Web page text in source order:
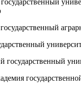
государственный